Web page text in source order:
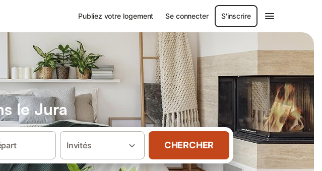
Publiez votre logement Se connecter S'inscrire
le Jura
Invités CHERCHER